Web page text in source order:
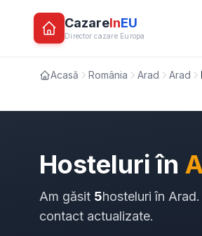
CazareInEU
Director cazare Europa
Acasă România Arad Arad
Hosteluri în
Am găsit 5hosteluri în
contact actualizate.